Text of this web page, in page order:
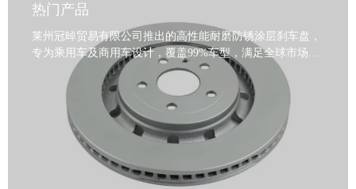
热门产品
莱州冠晫贸易有限公司推出的高性能耐磨防锈涂层刹车盘，
专为乘用车及商用车设计，覆盖99%车型，满足全球市场多
样化需求。产品采用优质灰铁、GG20及高碳钢等高标准材
料，结合先进机械加工技术与动态平衡检测，确保制动性能
精准稳定。表面经多重防锈涂层处理，大幅提升抗腐蚀能力
与使用寿命，保障驾驶安全。严格执行IATF TS16949和R90
E-mark认证，品质可靠，获得VCA COP国际质量审核认
可。莱州冠晫致力于为全球客户提供安全、高效、耐用的刹
车系统配件，支持定制标签与批量包装，提供两年质保及
80000公里保障，配备专业技术支持和完善售后服务体系，